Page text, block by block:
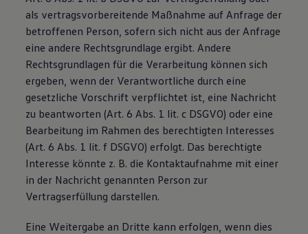
als vertragsvorbereitende Maßnahme auf Anfrage der
betroffenen Person, sofern sich nicht aus der Anfrage
eine andere Rechtsgrundlage ergibt. Andere
Rechtsgrundlagen für die Verarbeitung können sich
ergeben, wenn der Verantwortliche durch eine
gesetzliche Vorschrift verpflichtet ist, eine Nachricht
zu beantworten (Art. 6 Abs. 1 lit. c DSGVO) oder eine
Bearbeitung im Rahmen des berechtigten Interesses
(Art. 6 Abs. 1 lit. f DSGVO) erfolgt. Das berechtigte
Interesse könnte z. B. die Kontaktaufnahme mit einer
in der Nachricht genannten Person zur
Vertragserfüllung darstellen.
Eine Weitergabe an Dritte kann erfolgen, wenn dies